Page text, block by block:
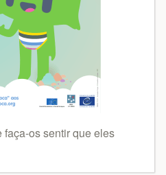
os sentir que eles